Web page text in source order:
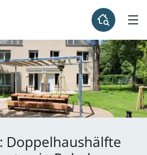
Doppelhaushälfte